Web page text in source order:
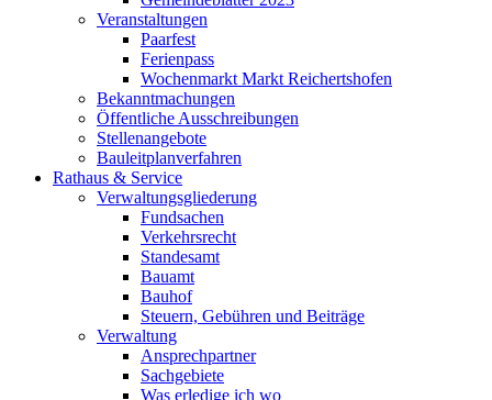
Veranstaltungen
Paarfest
Ferienpass
Wochenmarkt Markt Reichertshofen
Bekanntmachungen
Öffentliche Ausschreibungen
Stellenangebote
Bauleitplanverfahren
Rathaus & Service
Verwaltungsgliederung
Fundsachen
Verkehrsrecht
Standesamt
Bauamt
Bauhof
Steuern, Gebühren und Beiträge
Verwaltung
Ansprechpartner
Sachgebiete
Was erledige ich wo